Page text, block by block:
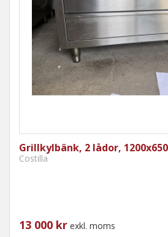
Grillkylbänk, 2 lådor,
Costilla
13 000 kr exkl. moms